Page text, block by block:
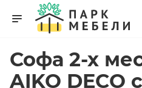
Софа 2-х
AIKO DECO